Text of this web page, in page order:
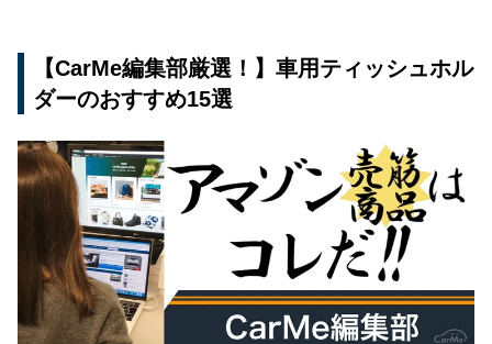
【CarMe編集部厳選！】車用ティッシュホル
ダーのおすすめ15選